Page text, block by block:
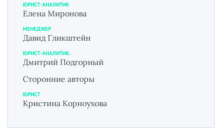
ЮРИСТ-АНАЛИТИК
Елена Миронова
МЕНЕДЖЕР
Давид Гликштейн
ЮРИСТ-АНАЛИТИК.
Дмитрий Подгорный
Сторонние авторы
ЮРИСТ
Кристина Корноухова